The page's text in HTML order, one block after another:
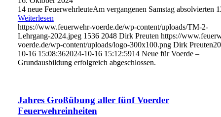
14 neue FeuerwehrleuteAm vergangenen Samstag absolvierten
Weiterlesen
https://www.feuerwehr-voerde.de/wp-content/uploads/TM-2-
Lehrgang-2024.jpeg 1536 2048 Dirk Preuten https://
voerde.de/wp-content/uploads/logo-300x100.png Dirk Preuten
10-16 15:08:362024-10-16 15:12:5914 Neue für Voerde –
Grundausbildung erfolgreich abgeschlossen.
Jahres Großübung aller fünf Voerder
Feuerwehreinheiten